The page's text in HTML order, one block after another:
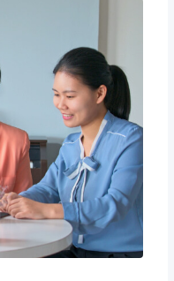
과 음식을 공급함으
이 처량하다고 조금
너를 안아 줄 것이다.
하나님에게서 나왔지
전능자가 그곳에서
게 기다리고 있다. 인
있고, 어쩌면 이미 끝
자의 탄식＞ 중에서